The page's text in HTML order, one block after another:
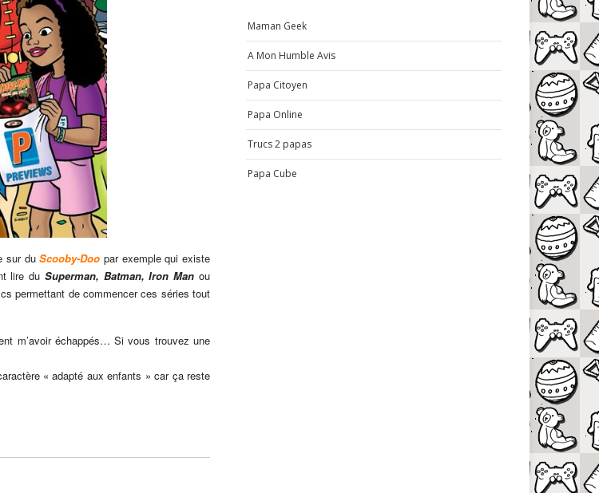
sur duScooby-Doo par exemple qui existe
lire du Superman, Batman, Iron Man ou
permettant de commencer ces séries tout
m’avoir échappés… Si vous trouvez une
« adapté aux enfants » car ça reste
Maman Geek
A Mon Humble Avis
Papa Citoyen
Papa Online
Trucs 2 papas
Papa Cube